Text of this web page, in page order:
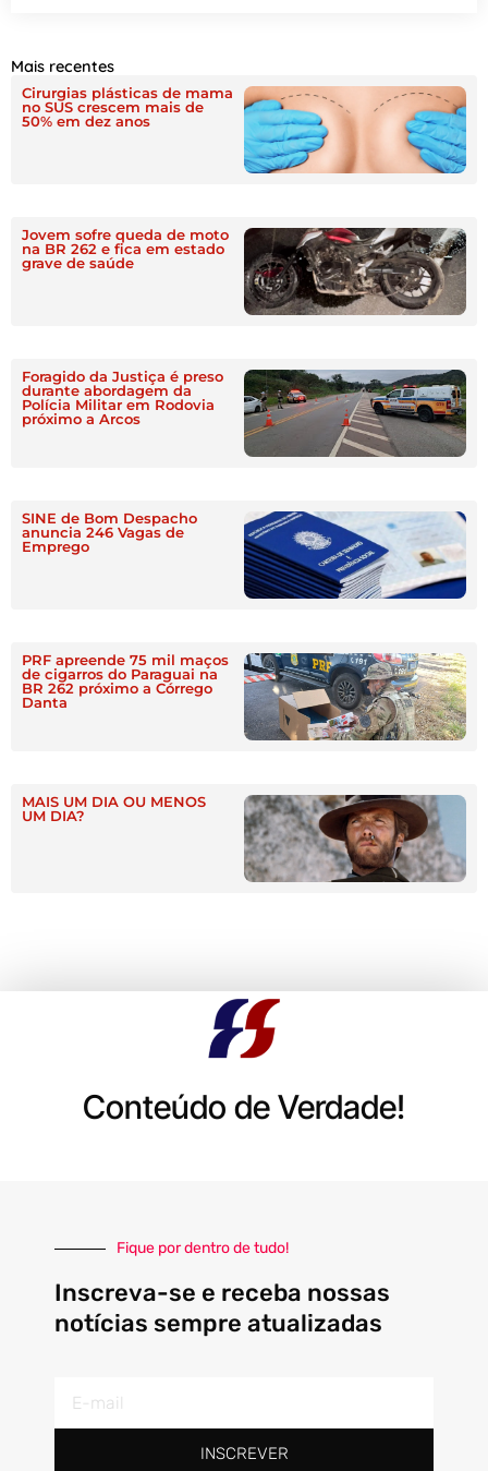
Mais recentes
Cirurgias plásticas de mama
no SUS crescem mais de
50% em dez anos
Jovem sofre queda de moto
na BR 262 e fica em estado
grave de saúde
Foragido da Justiça é preso
durante abordagem da
Polícia Militar em Rodovia
próximo a Arcos
SINE de Bom Despacho
anuncia 246 Vagas de
Emprego
PRF apreende 75 mil maços
de cigarros do Paraguai na
BR 262 próximo a Córrego
Danta
MAIS UM DIA OU MENOS
UM DIA?
Conteúdo de Verdade!
Fique por dentro de tudo!
Inscreva-se e receba nossas
notícias sempre atualizadas
mail
INSCREVER